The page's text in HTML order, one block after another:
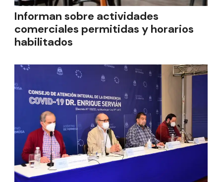
Informan sobre actividades
comerciales permitidas y horarios
habilitados